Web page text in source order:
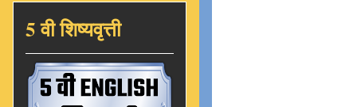
5 वी शिष्यवृत्ती